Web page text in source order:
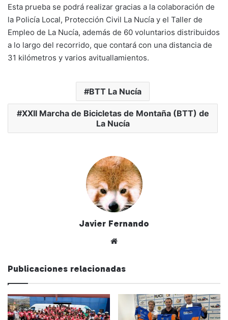
Esta prueba se podrá realizar gracias a la colaboración de
la Policía Local, Protección Civil La Nucía y el Taller de
Empleo de La Nucía, además de 60 voluntarios distribuidos
a lo largo del recorrido, que contará con una distancia de
31 kilómetros y varios avituallamientos.
BTT La Nucía
XXII Marcha de Bicicletas de Montaña (BTT) de
La Nucía
Javier Fernando
we
Publicaciones relacionadas